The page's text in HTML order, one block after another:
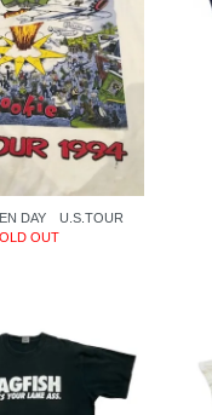
DAY U.S.TOUR
OUT